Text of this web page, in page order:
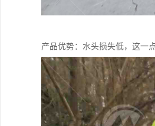
产品优势：水头损失低，这一